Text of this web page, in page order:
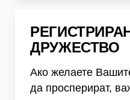
ДРУЖЕСТВО
Ако желаете
да просперират,